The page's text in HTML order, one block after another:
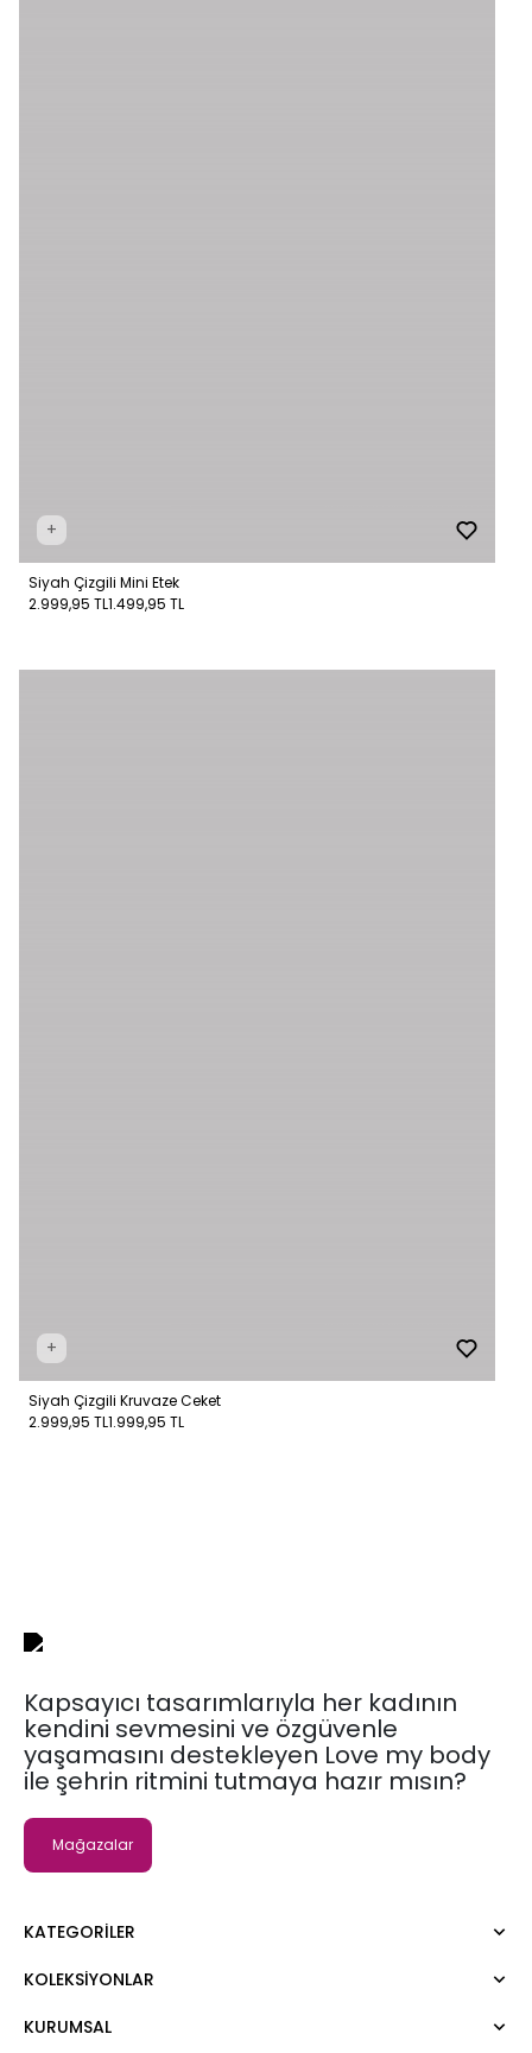
+
Siyah Çizgili Mini Etek
2.999,95 TL1.499,95 TL
+
Siyah Çizgili Kruvaze Ceket
2.999,95 TL1.999,95 TL
Kapsayıcı tasarımlarıyla her kadının
kendini sevmesini ve özgüvenle
yaşamasını destekleyen Love my body
ile şehrin ritmini tutmaya hazır mısın?
Mağazalar
KATEGORILER
Elbise
KOLEKSIYONLAR
Moda Tutkusu
KURUMSAL